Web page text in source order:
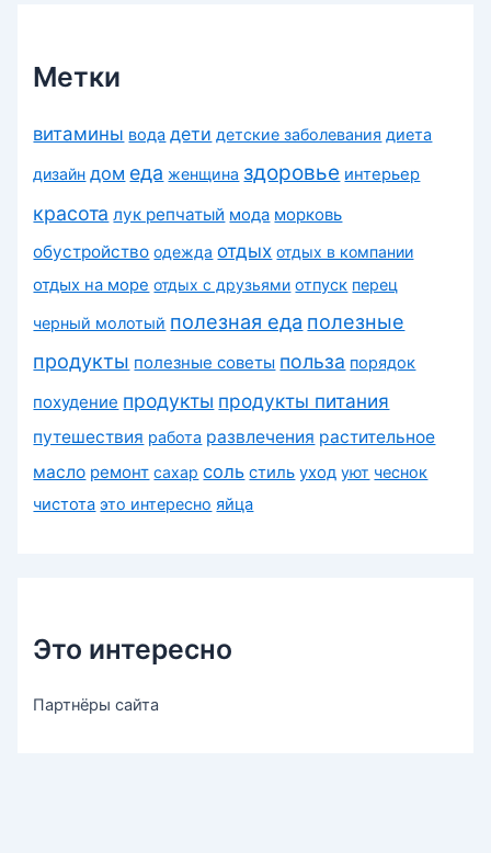
Метки
витамины вода дети детские заболевания диета
дизайн дом еда женщина здоровье интерьер
красота лук репчатый мода морковь
обустройство одежда отдых отдых в компании
отдых на море отдых с друзьями отпуск перец
черный молотый полезная еда полезные
продукты полезные советы польза порядок
похудение продукты продукты питания
путешествия работа развлечения растительное
масло ремонт сахар соль стиль уход уют чеснок
чистота это интересно яйца
Это интересно
Партнёры сайта